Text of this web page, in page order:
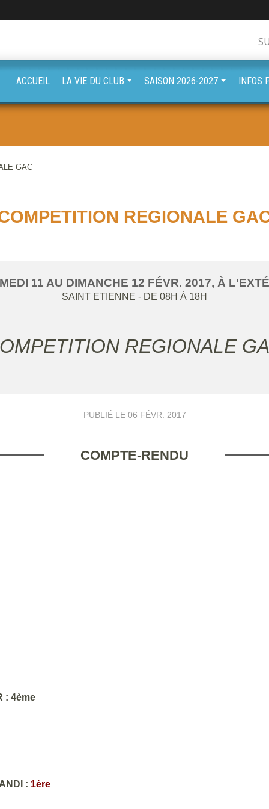
GAC
REGIONALE
11 AU DIMANCHE 12 FÉVR. 2017, À
SAINT ETIENNE - DE 08H À 18H
COMPETITION REGIONALE
PUBLIÉ LE 06 FÉVR. 2017
COMPTE-RENDU
: 4ème
: 1ère
ACCUEIL LA VIE DU CLUB SAISON 2026-2027 INFOS